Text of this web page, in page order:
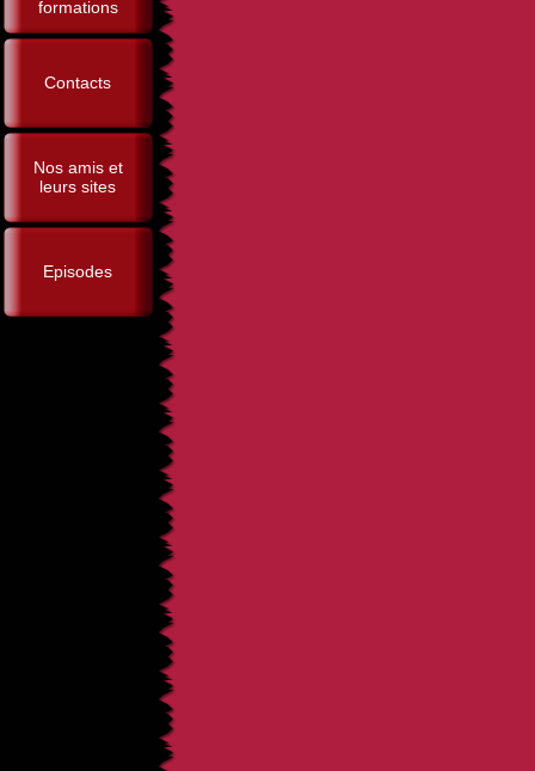
formations
Contacts
Nos amis et
leurs sites
Episodes